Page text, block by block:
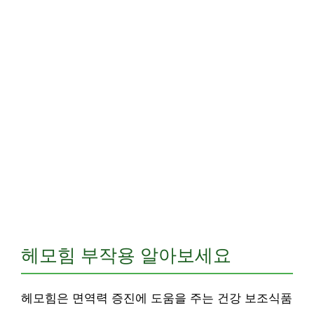
헤모힘 부작용 알아보세요
헤모힘은 면역력 증진에 도움을 주는 건강 보조식품